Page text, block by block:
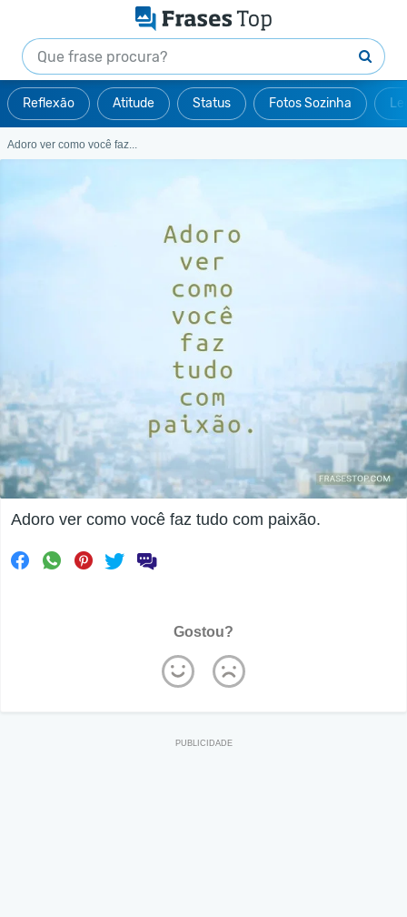
Reflexão Atitude Status Fotos Sozinha
Adoro ver como você faz...
Adoro ver como você faz tudo com paixão.
Gostou?